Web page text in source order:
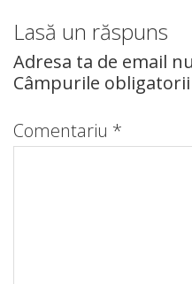
Lasă un răspuns
Adresa ta de email
Câmpurile
Comentariu *